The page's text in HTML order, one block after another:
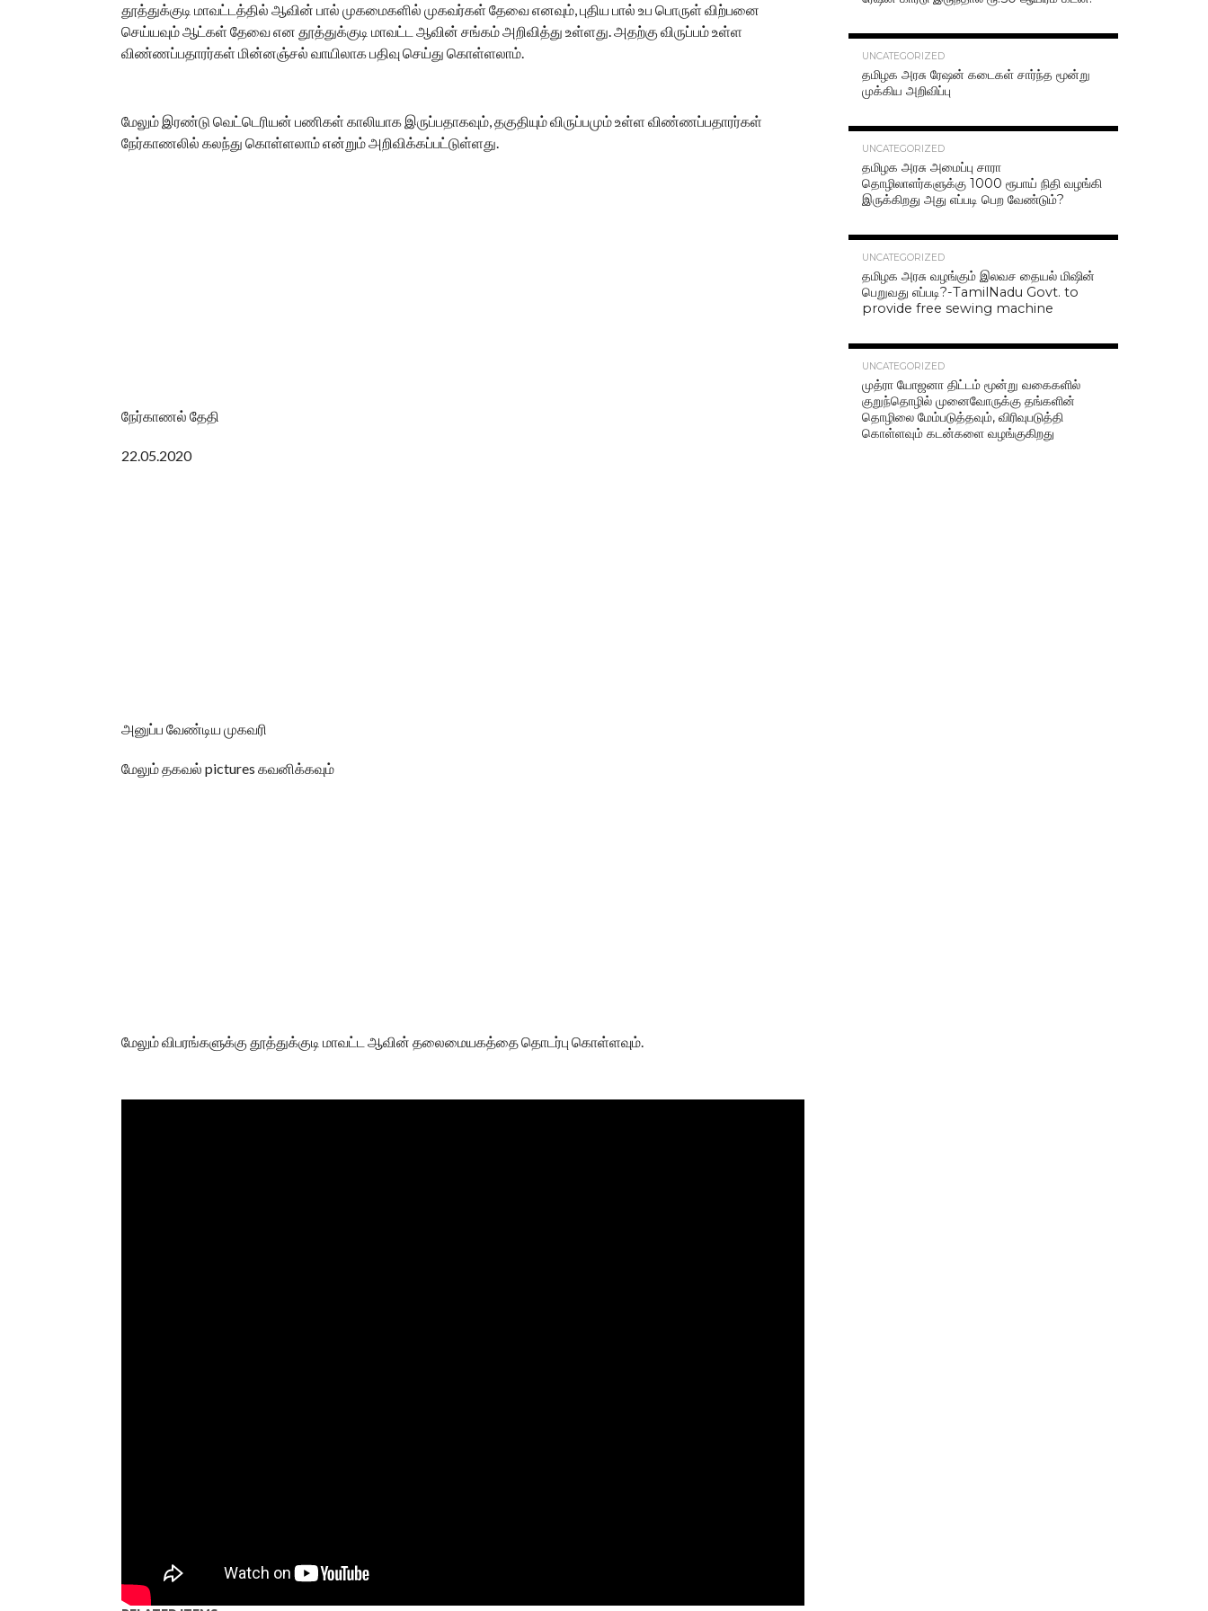
தூத்துக்குடி மாவட்டத்தில் ஆவின் பால் முகமைகளில் முகவர்கள் தேவை எனவும், புதிய பால் உப பொருள் விற்பனை
செய்யவும் ஆட்கள் தேவை என தூத்துக்குடி மாவட்ட ஆவின் சங்கம் அறிவித்து உள்ளது. அதற்கு விருப்பம் உள்ள
விண்ணப்பதாரர்கள் மின்னஞ்சல் வாயிலாக பதிவு செய்து கொள்ளலாம்.
மேலும் இரண்டு வெட்டெரியன் பணிகள் காலியாக இருப்பதாகவும், தகுதியும் விருப்பமும் உள்ள விண்ணப்பதாரர்கள்
நேர்காணலில் கலந்து கொள்ளலாம் என்றும் அறிவிக்கப்பட்டுள்ளது.
நேர்காணல் தேதி
22.05.2020
அனுப்ப வேண்டிய முகவரி
மேலும் தகவல் pictures கவனிக்கவும்
மேலும் விபரங்களுக்கு தூத்துக்குடி மாவட்ட ஆவின் தலைமையகத்தை தொடர்பு கொள்ளவும்.
UNCATEGORIZED
தமிழக அரசு ரேஷன் கடைகள் சார்ந்த மூன்று
முக்கிய அறிவிப்பு
UNCATEGORIZED
தமிழக அரசு அமைப்பு சாரா
தொழிலாளர்களுக்கு 1000 ரூபாய் நிதி வழங்கி
இருக்கிறது அது எப்படி பெற வேண்டும்?
UNCATEGORIZED
தமிழக அரசு வழங்கும் இலவச தையல் மிஷின்
பெறுவது எப்படி?-TamilNadu Govt. to
provide free sewing machine
UNCATEGORIZED
முத்ரா யோஜனா திட்டம் மூன்று வகைகளில்
குறுந்தொழில் முனைவோருக்கு தங்களின்
தொழிலை மேம்படுத்தவும், விரிவுபடுத்தி
கொள்ளவும் கடன்களை வழங்குகிறது